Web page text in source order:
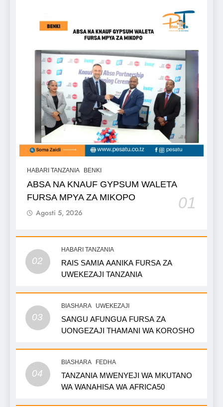
HABARI TANZANIA BENKI
ABSA NA KNAUF GYPSUM WALETA
FURSA MPYA ZA MIKOPO
01
Agosti 5, 2026
02
HABARI TANZANIA
RAIS SAMIA AANIKA FURSA ZA
UWEKEZAJI TANZANIA
03
BIASHARA UWEKEZAJI
SANGU AFUNGUA FURSA ZA
UONGEZAJI THAMANI WA KOROSHO
04
BIASHARA FEDHA
TANZANIA MWENYEJI WA MKUTANO
WA WANAHISA WA AFRICA50